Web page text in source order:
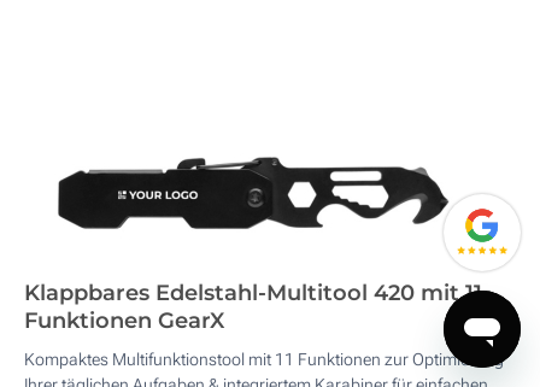
Klappbares Edelstahl-Multitool 420 mit 11
Funktionen GearX
Kompaktes Multifunktionstool mit 11 Funktionen zur Optimierung